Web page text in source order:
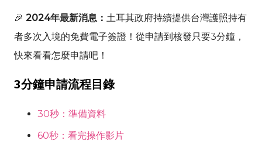
🎉 2024年最新消息： 土耳其政府持續提供台灣護照持有
者多次入境的免費電子簽證！從申請到核發只要3分鐘，
快來看看怎麼申請吧！
3分鐘申請流程目錄
30秒：準備資料
60秒：看完操作影片